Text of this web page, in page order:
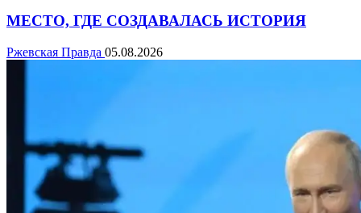
МЕСТО, ГДЕ СОЗДАВАЛАСЬ ИСТОРИЯ
Ржевская Правда 05.08.2026